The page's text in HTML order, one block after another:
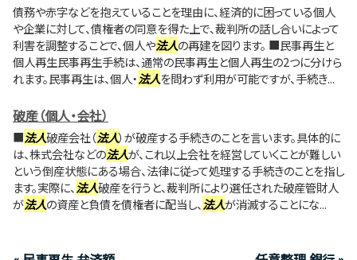
債務や赤字などを抱えていることを理由に、経済的に困っている個人
や企業に対して、債権者の同意を得た上で、裁判所の話し合いによって
利害を調整することで、個人や法人の再建を図ります。 ■民事再生と
個人再生民事再生手続は、通常の民事再生と個人再生の2つに分けら
れます。民事再生は、個人・法人を問わず利用が可能ですが、手続き...
破産（個人・会社）
■法人破産会社（法人）が破産する手続きのことを言います。具体的に
は、株式会社などの法人が、これ以上会社を経営していくことが難しい
という倒産状態にある場合、法律に従って処理する手続きのことを指し
ます。実際に、 法人破産を行うと、裁判所により選任された破産管財人
が法人の資産と負債を債権者に配当し、 法人が消滅することにな...